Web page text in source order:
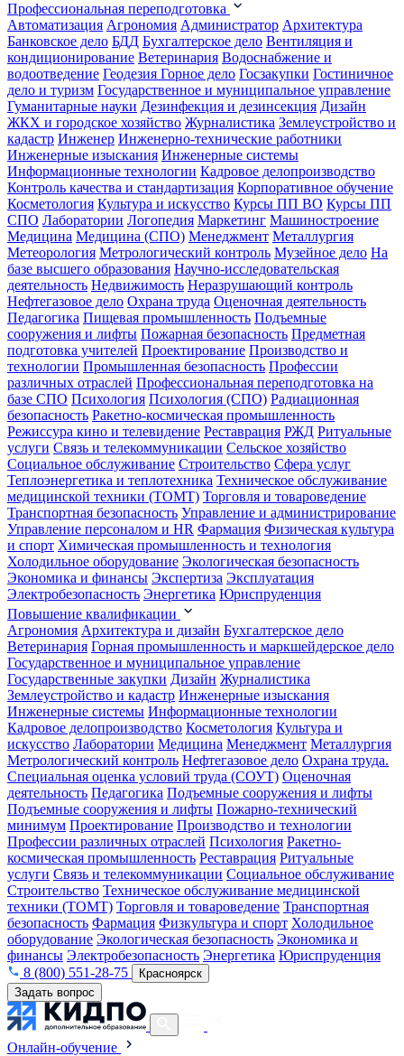
Профессиональная переподготовка
Автоматизация Агрономия Администратор Архитектура
Банковское дело БДД Бухгалтерское дело Вентиляция и
кондиционирование Ветеринария Водоснабжение и
водоотведение Геодезия Горное дело Госзакупки Гостиничное
дело и туризм Государственное и муниципальное управление
Гуманитарные науки Дезинфекция и дезинсекция Дизайн
ЖКХ и городское хозяйство Журналистика Землеустройство и
кадастр Инженер Инженерно-технические работники
Инженерные изыскания Инженерные системы
Информационные технологии Кадровое делопроизводство
Контроль качества и стандартизация Корпоративное обучение
Косметология Культура и искусство Курсы ПП ВО Курсы ПП
СПО Лаборатории Логопедия Маркетинг Машиностроение
Медицина Медицина (СПО) Менеджмент Металлургия
Метеорология Метрологический контроль Музейное дело На
базе высшего образования Научно-исследовательская
деятельность Недвижимость Неразрушающий контроль
Нефтегазовое дело Охрана труда Оценочная деятельность
Педагогика Пищевая промышленность Подъемные
сооружения и лифты Пожарная безопасность Предметная
подготовка учителей Проектирование Производство и
технологии Промышленная безопасность Профессии
различных отраслей Профессиональная переподготовка на
базе СПО Психология Психология (СПО) Радиационная
безопасность Ракетно-космическая промышленность
Режиссура кино и телевидение Реставрация РЖД Ритуальные
услуги Связь и телекоммуникации Сельское хозяйство
Социальное обслуживание Строительство Сфера услуг
Теплоэнергетика и теплотехника Техническое обслуживание
медицинской техники (ТОМТ) Торговля и товароведение
Транспортная безопасность Управление и администрирование
Управление персоналом и HR Фармация Физическая культура
и спорт Химическая промышленность и технология
Холодильное оборудование Экологическая безопасность
Экономика и финансы Экспертиза Эксплуатация
Электробезопасность Энергетика Юриспруденция
Повышение квалификации
Агрономия Архитектура и дизайн Бухгалтерское дело
Ветеринария Горная промышленность и маркшейдерское дело
Государственное и муниципальное управление
Государственные закупки Дизайн Журналистика
Землеустройство и кадастр Инженерные изыскания
Инженерные системы Информационные технологии
Кадровое делопроизводство Косметология Культура и
искусство Лаборатории Медицина Менеджмент Металлургия
Метрологический контроль Нефтегазовое дело Охрана труда.
Специальная оценка условий труда (СОУТ) Оценочная
деятельность Педагогика Подъемные сооружения и лифты
Подъемные сооружения и лифты Пожарно-технический
минимум Проектирование Производство и технологии
Профессии различных отраслей Психология Ракетно-
космическая промышленность Реставрация Ритуальные
услуги Связь и телекоммуникации Социальное обслуживание
Строительство Техническое обслуживание медицинской
техники (ТОМТ) Торговля и товароведение Транспортная
безопасность Фармация Физкультура и спорт Холодильное
оборудование Экологическая безопасность Экономика и
финансы Электробезопасность Энергетика Юриспруденция
8 (800) 551-28-75
Красноярск
Задать вопрос
Онлайн-обучение